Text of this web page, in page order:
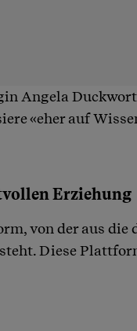
Angela
«eher auf
Erziehung
von der aus die
Diese